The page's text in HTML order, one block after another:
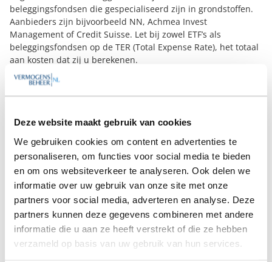
Deze website maakt gebruik van cookies
We gebruiken cookies om content en advertenties te
personaliseren, om functies voor social media te bieden
en om ons websiteverkeer te analyseren. Ook delen we
informatie over uw gebruik van onze site met onze
partners voor social media, adverteren en analyse. Deze
partners kunnen deze gegevens combineren met andere
informatie die u aan ze heeft verstrekt of die ze hebben
verzameld op basis van uw gebruik van hun services.
beleggingsfondsen die gespecialiseerd zijn in grondstoffen.
Aanbieders zijn bijvoorbeeld NN, Achmea Invest
Management of Credit Suisse. Let bij zowel ETF’s als
beleggingsfondsen op de TER (Total Expense Rate), het totaal
aan kosten dat zij u berekenen.
Risicovoller zijn CFD’s, een zg. derivaat. CFD betekent Contract
For Difference. Door gebruik te maken van een CFD belegt u
niet echt in grondstoffen, maar zet u in op de
prijsveranderingen ervan. U kunt speculeren op prijsstijging
maar ook op prijsdaling.
Daarnaast kunt u ook fysiek in grondstoffen beleggen. Bij
fysiek beleggen spelen bewaarkosten een rol. Bijvoorbeeld
via het kopen van een goudstaaf of een hoeveelheid zilver of